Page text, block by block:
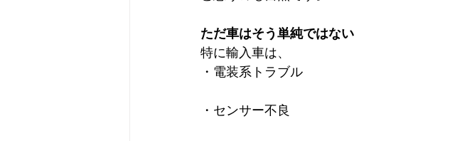
ただ車はそう単純ではない
特に輸入車は、
・電装系トラブル
・センサー不良